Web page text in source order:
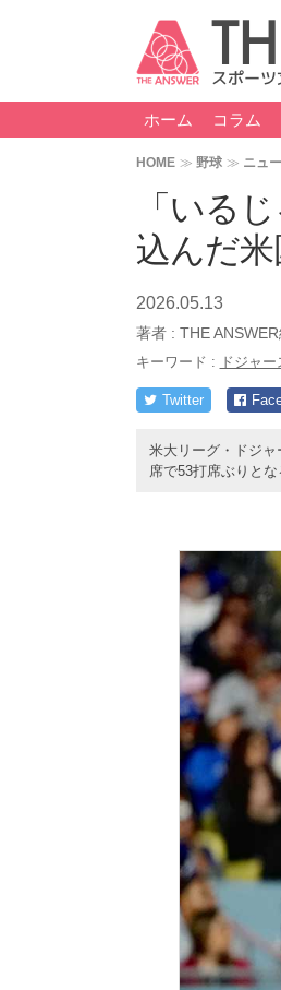
ホーム コラム
HOME 野球 ニュ
「いる
込んだ
2026.05.13
著者 : THE
キーワード : ドジャー
Twitter
米大リーグ・ドジ
席で53打席ぶりと